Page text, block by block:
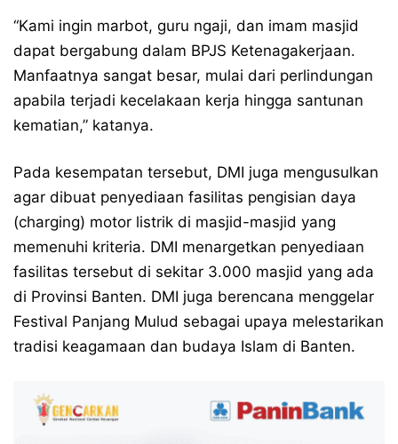
“Kami ingin marbot, guru ngaji, dan imam masjid
dapat bergabung dalam BPJS Ketenagakerjaan.
Manfaatnya sangat besar, mulai dari perlindungan
apabila terjadi kecelakaan kerja hingga santunan
kematian,” katanya.
Pada kesempatan tersebut, DMI juga mengusulkan
agar dibuat penyediaan fasilitas pengisian daya
(charging) motor listrik di masjid-masjid yang
memenuhi kriteria. DMI menargetkan penyediaan
fasilitas tersebut di sekitar 3.000 masjid yang ada
di Provinsi Banten. DMI juga berencana menggelar
Festival Panjang Mulud sebagai upaya melestarikan
tradisi keagamaan dan budaya Islam di Banten.